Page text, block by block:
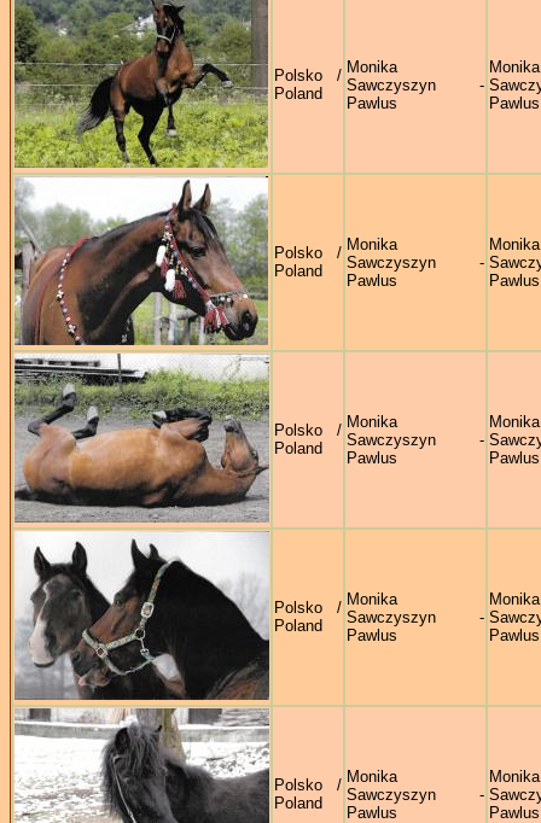
Polsko /
Poland
Monika
Sawczyszyn -
Pawlus
Monika
Pawlus
Polsko /
Poland
Monika
Sawczyszyn -
Pawlus
Monika
Pawlus
Polsko /
Poland
Monika
Sawczyszyn -
Pawlus
Monika
Pawlus
Polsko /
Poland
Monika
Sawczyszyn -
Pawlus
Monika
Pawlus
Polsko /
Poland
Monika
Sawczyszyn -
Pawlus
Monika
Pawlus